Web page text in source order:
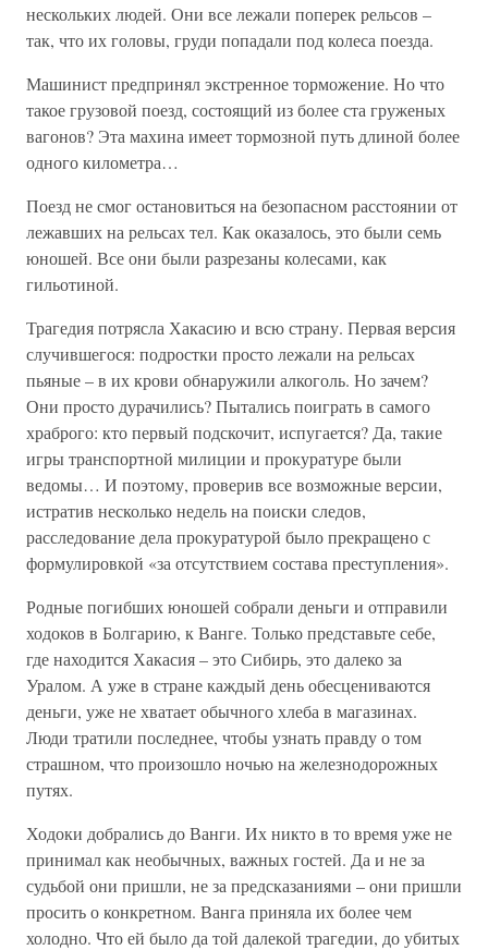
нескольких людей. Они все лежали поперек рельсов –
так, что их головы, груди попадали под колеса поезда.
Машинист предпринял экстренное торможение. Но что
такое грузовой поезд, состоящий из более ста груженых
вагонов? Эта махина имеет тормозной путь длиной более
одного километра…
Поезд не смог остановиться на безопасном расстоянии от
лежавших на рельсах тел. Как оказалось, это были семь
юношей. Все они были разрезаны колесами, как
гильотиной.
Трагедия потрясла Хакасию и всю страну. Первая версия
случившегося: подростки просто лежали на рельсах
пьяные – в их крови обнаружили алкоголь. Но зачем?
Они просто дурачились? Пытались поиграть в самого
храброго: кто первый подскочит, испугается? Да, такие
игры транспортной милиции и прокуратуре были
ведомы… И поэтому, проверив все возможные версии,
истратив несколько недель на поиски следов,
расследование дела прокуратурой было прекращено с
формулировкой «за отсутствием состава преступления».
Родные погибших юношей собрали деньги и отправили
ходоков в Болгарию, к Ванге. Только представьте себе,
где находится Хакасия – это Сибирь, это далеко за
Уралом. А уже в стране каждый день обесцениваются
деньги, уже не хватает обычного хлеба в магазинах.
Люди тратили последнее, чтобы узнать правду о том
страшном, что произошло ночью на железнодорожных
путях.
Ходоки добрались до Ванги. Их никто в то время уже не
принимал как необычных, важных гостей. Да и не за
судьбой они пришли, не за предсказаниями – они пришли
просить о конкретном. Ванга приняла их более чем
холодно. Что ей было да той далекой трагедии, до убитых